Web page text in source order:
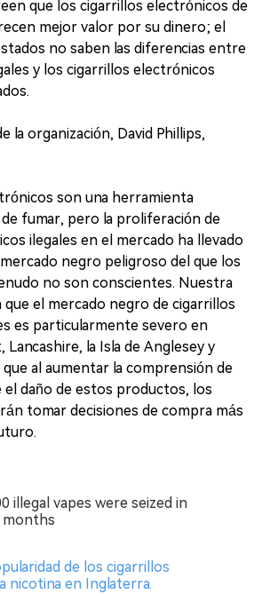
que los cigarrillos electrónicos de
mejor valor por su dinero; el
no saben las diferencias entre
y los cigarrillos electrónicos
la organización, David Phillips,
son una herramienta
fumar, pero la proliferación de
ilegales en el mercado ha llevado
negro peligroso del que los
no son conscientes. Nuestra
que el mercado negro de cigarrillos
es particularmente severo en
Lancashire, la Isla de Anglesey y
que al aumentar la comprensión de
el daño de estos productos, los
tomar decisiones de compra más
illegal vapes were seized in
months
de los cigarrillos
nicotina en Inglaterra.